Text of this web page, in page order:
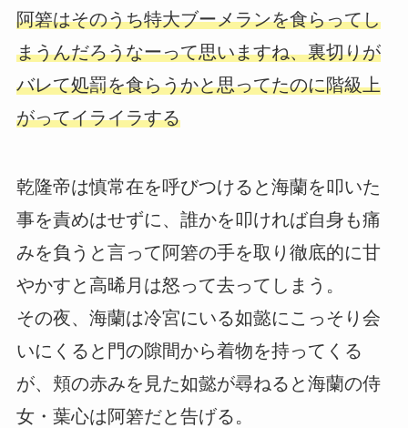
阿箬はそのうち特大ブーメランを食らってし
まうんだろうなーって思いますね、裏切りが
バレて処罰を食らうかと思ってたのに階級上
がってイライラする
乾隆帝は慎常在を呼びつけると海蘭を叩いた
事を責めはせずに、誰かを叩ければ自身も痛
みを負うと言って阿箬の手を取り徹底的に甘
やかすと高晞月は怒って去ってしまう。
その夜、海蘭は冷宮にいる如懿にこっそり会
いにくると門の隙間から着物を持ってくる
が、頬の赤みを見た如懿が尋ねると海蘭の侍
女・葉心は阿箬だと告げる。